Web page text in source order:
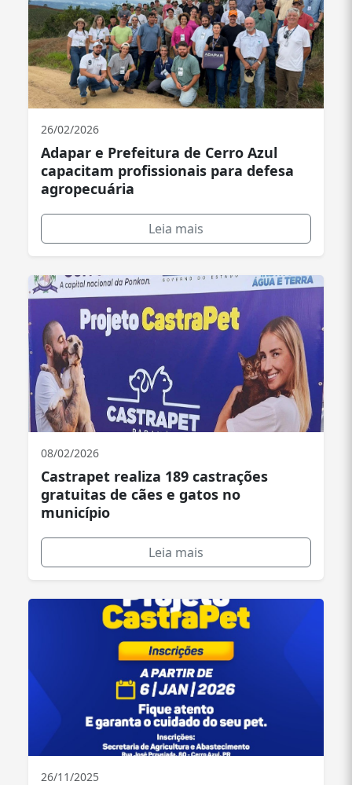
26/02/2026
Adapar e Prefeitura de Cerro Azul
capacitam profissionais para defesa
agropecuária
Leia mais
08/02/2026
Castrapet realiza 189 castrações
gratuitas de cães e gatos no
município
Leia mais
26/11/2025